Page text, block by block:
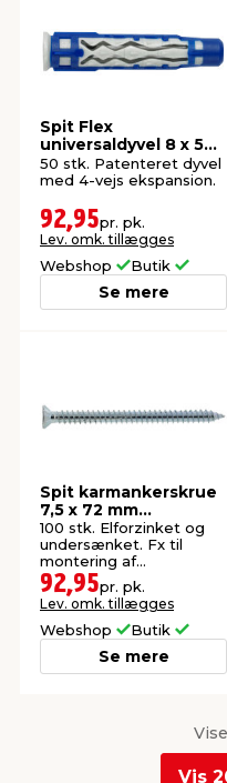
Spit Flex
universaldyvel 8 x 50
mm 50 stk.
50 stk. Patenteret dyvel
med 4-vejs ekspansion.
92,95pr. pk.
Lev. omk. tillægges
Webshop Butik
Se mere
Spit karmankerskrue
7,5 x 72 mm
undersænket
100 stk. Elforzinket og
undersænket. Fx til
montering af
vinduesrammer.
92,95pr. pk.
Lev. omk. tillægges
Webshop Butik
Se mere
Vis